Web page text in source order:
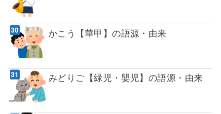
かこう【華甲】の語源・由来
みどりご【緑児・嬰児】の語源・由来